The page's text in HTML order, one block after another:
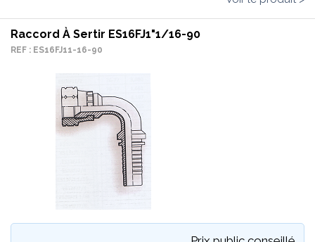
Raccord À Sertir ES16FJ1"1/16-90
REF : ES16FJ11-16-90